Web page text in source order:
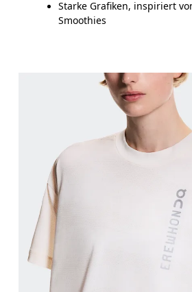
Brustumfang
Starke Grafiken, inspiriert
Smoothies